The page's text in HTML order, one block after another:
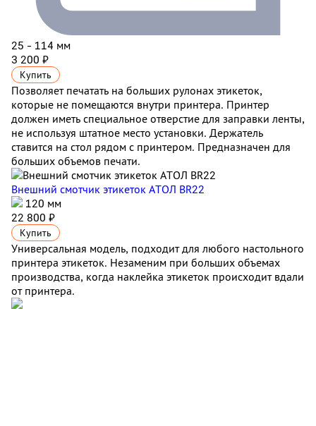
25 - 114 мм
3 200 ₽
Купить
Позволяет печатать на больших рулонах этикеток,
которые не помещаются внутри принтера. Принтер
должен иметь специальное отверстие для заправки ленты,
не используя штатное место установки. Держатель
ставится на стол рядом с принтером. Предназначен для
больших объемов печати.
Внешний смотчик этикеток АТОЛ BR22
120 мм
22 800 ₽
Купить
Универсальная модель, подходит для любого настольного
принтера этикеток. Незаменим при больших объемах
производства, когда наклейка этикеток происходит вдали
от принтера.